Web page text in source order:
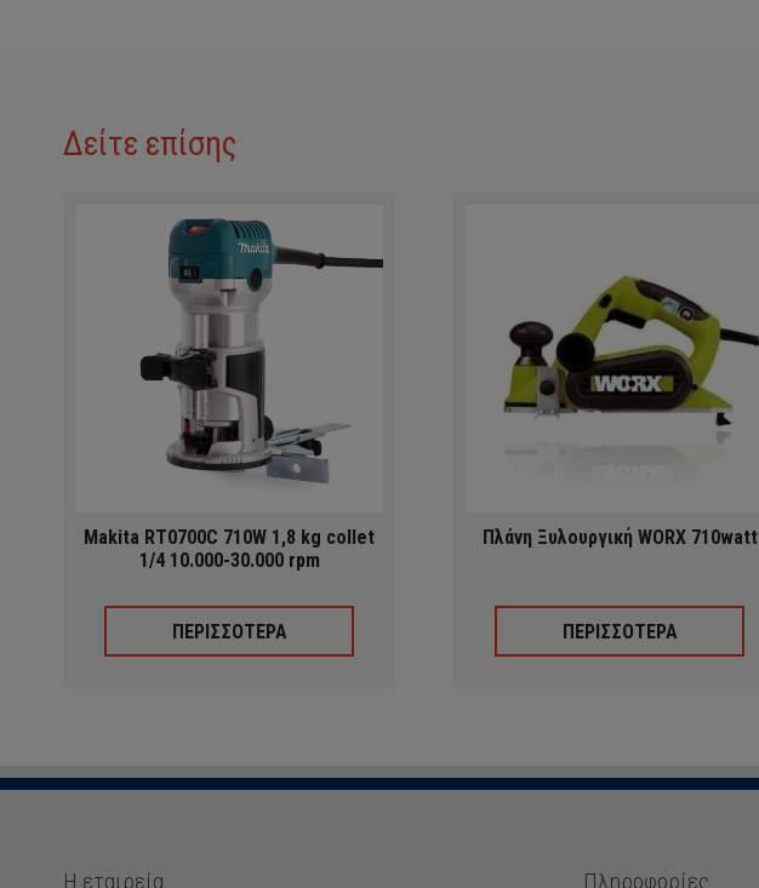
Δείτε επίσης
Makita RT0700C 710W 1,8 kg collet
1/4 10.000-30.000 rpm
ΠΕΡΙΣΣΟΤΕΡΑ
Πλάνη Ξυλουργική WORX 710watt
ΠΕΡΙΣΣΟΤΕΡΑ
Η εταιρεία Πληροφορίες